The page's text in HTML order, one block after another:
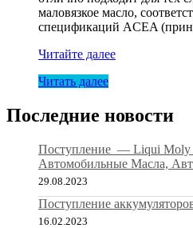
маловязкое масло,
спецификаций ACEA
Масло
5W30
Prof
OE
(208л)
Читайте далее
Читать далее
Последние новости
Поступление — Liqui
Автомобильные Масла,
29.08.2023
Поступление
16.02.2023